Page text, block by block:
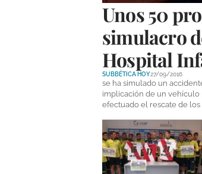
Unos 50
simulacro
Hospital
SUBBÉTICA HOY27/09/2016
se ha simulado un
implicación de un vehículo
efectuado el rescate de